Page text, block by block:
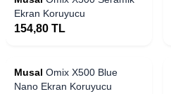
Ekran Koruyucu
154,80 TL
Musal Omix X500 Blue
Nano Ekran Koruyucu